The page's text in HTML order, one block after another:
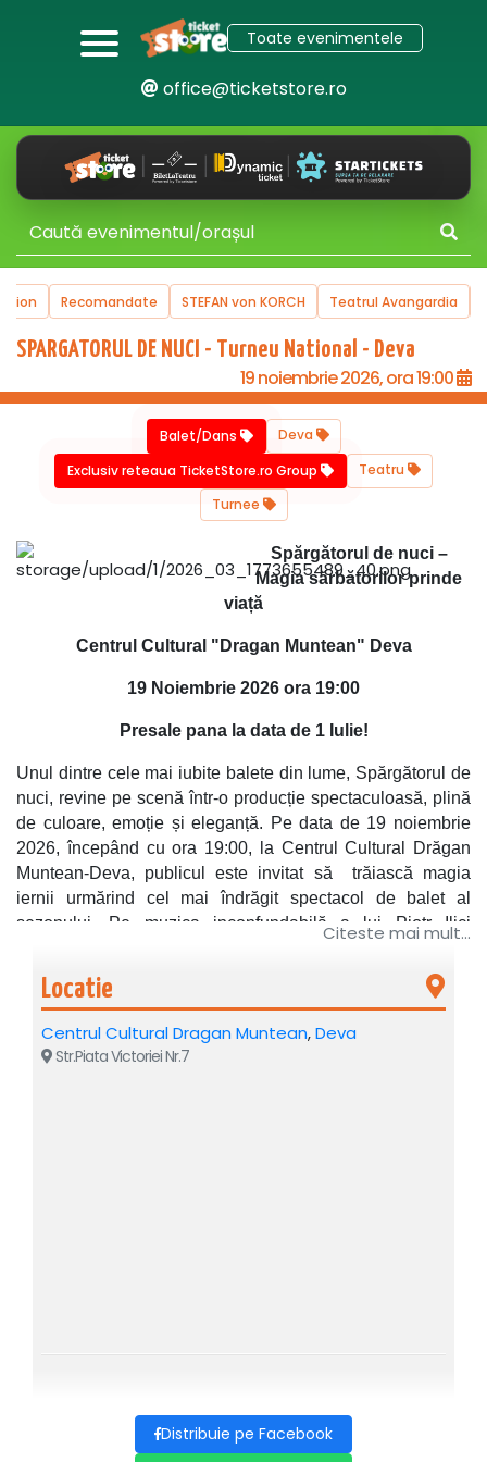
Toate evenimentele
office@ticketstore.ro
Recomandate STEFAN von KORCH Teatrul Avangardia
SPARGATORUL DE NUCI - Turneu National - Deva
19 noiembrie 2026, ora 19:00
Balet/Dans
Deva
Exclusiv reteaua TicketStore.ro Group
Teatru
Turnee
Spărgătorul de nuci –
Magia sărbătorilor prinde
viață
Centrul Cultural "Dragan Muntean" Deva
19 Noiembrie 2026 ora 19:00
Presale pana la data de 1 Iulie!
Unul dintre cele mai iubite balete din lume, Spărgătorul de
nuci, revine pe scenă într-o producție spectaculoasă, plină
de culoare, emoție și eleganță. Pe data de 19 noiembrie
2026, începând cu ora 19:00, la Centrul Cultural Drăgan
Muntean-Deva, publicul este invitat să trăiască magia
iernii urmărind cel mai îndrăgit spectacol de balet al
sezonului. Pe muzica inconfundabilă a lui Piotr Ilici
viață într-un univers de basm, unde dansul și imaginația se
împletesc armonios.
În lunile noiembrie și decembrie, publicul din România
este invitat să descopere eleganța baletului clasic într-un
subliniind rafinamentul tehnic și decorurile grandioase
În rol principal o regăsim pe renumita balerină
, apreciată la nivel internațional pentru tehnica
Citeste mai mult...
Locatie
Centrul Cultural Dragan Muntean,Deva
Str.Piata Victoriei Nr.7
Distribuie pe Facebook